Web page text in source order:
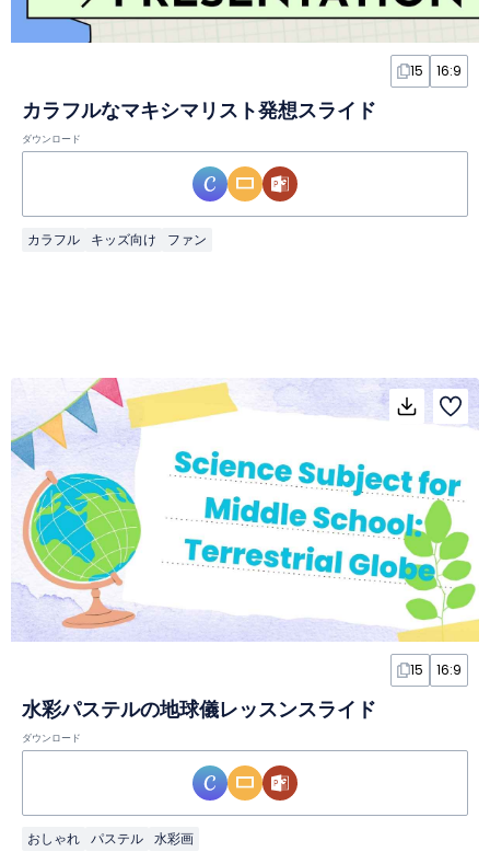
15 16:9
カラフルなマキシマリスト発想スライド
ダウンロード
カラフル キッズ向け ファン
15 16:9
水彩パステルの地球儀レッスンスライド
ダウンロード
おしゃれ パステル 水彩画